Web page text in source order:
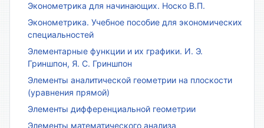
Эконометрика для начинающих. Носко В.П.
Эконометрика. Учебное пособие для экономических
специальностей
Элементарные функции и их графики. И. Э.
Гриншпон, Я. С. Гриншпон
Элементы аналитической геометрии на плоскости
(уравнения прямой)
Элементы дифференциальной геометрии
Элементы математического анализа